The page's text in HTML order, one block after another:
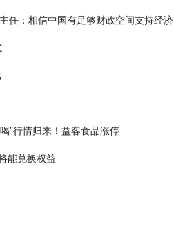
任：相信中国有足够财政空间支持经济
”行情归来！益客食品涨停
能兑换权益